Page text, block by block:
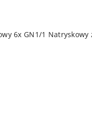
6x GN1/1